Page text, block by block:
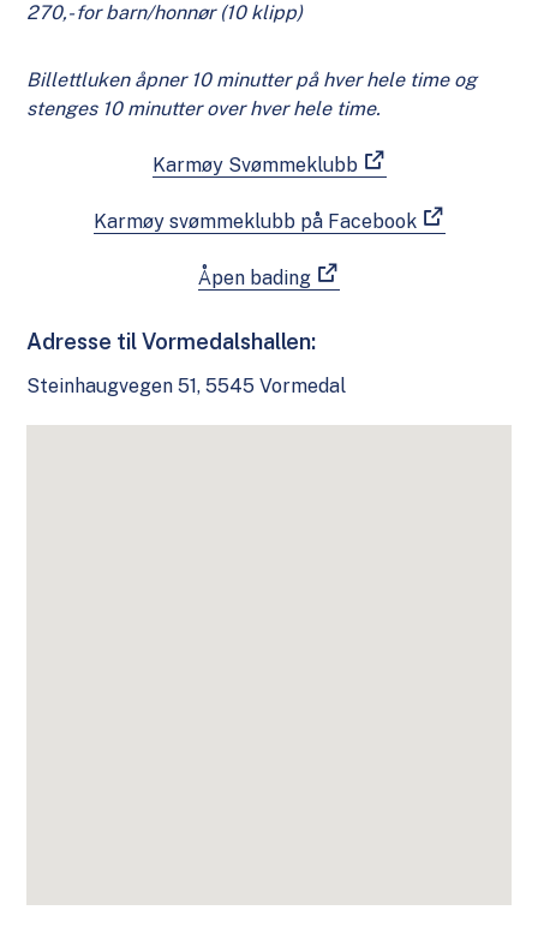
270,- for barn/honnør (10 klipp)
Billettluken åpner 10 minutter på hver hele time og
stenges 10 minutter over hver hele time.
Karmøy Svømmeklubb
Karmøy svømmeklubb på Facebook
Åpen bading
Adresse til Vormedalshallen:
Steinhaugvegen 51, 5545 Vormedal